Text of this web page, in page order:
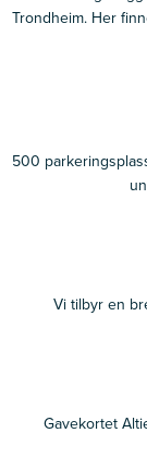
Trondheim. Her
500
Vi tilbyr en
Gavekortet